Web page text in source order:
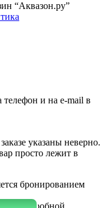
“Аквазон.ру”
и на e-mail в
указаны неверно.
просто лежит в
бронированием
подробной